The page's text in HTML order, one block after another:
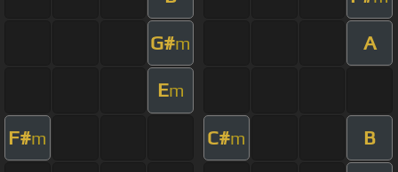
G#m A
Em
F#m C#m B